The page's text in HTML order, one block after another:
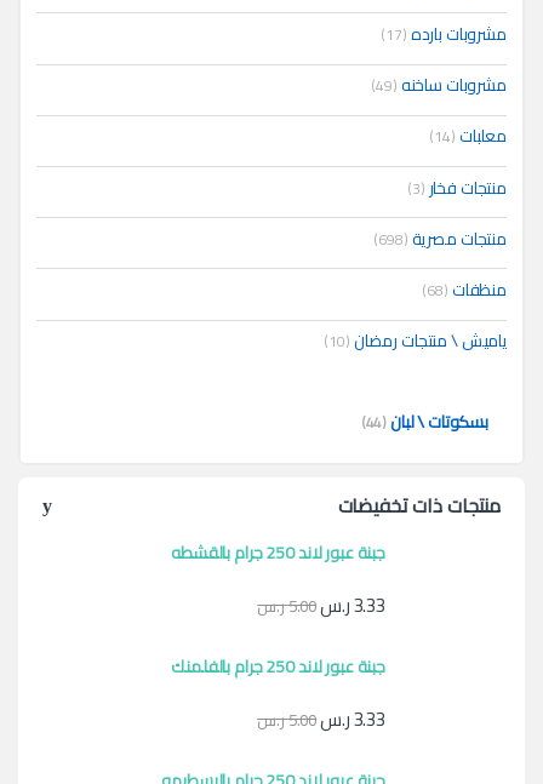
مشروبات بارده(17)
مشروبات ساخنه(49)
معلبات(14)
منتجات فخار (3)
منتجات مصرية(698)
منظفات(68)
ياميش \ منتجات رمضان(10)
بسكوتات \ لبان(44)
منتجات ذات تخفيضات
جبنة عبور لاند 250 جرام بالقشطه
3.33ر.س5.00ر.س
جبنة عبور لاند 250 جرام بالفلمنك
3.33ر.س5.00ر.س